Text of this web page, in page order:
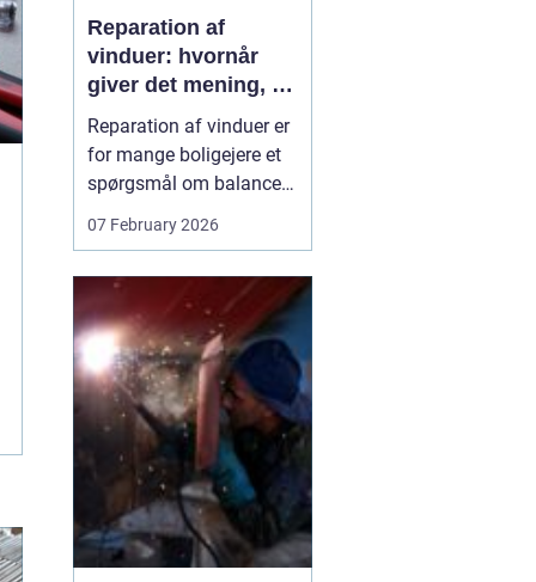
Reparation af
vinduer: hvornår
giver det mening, og
hvad skal du
vælge?
Reparation af vinduer er
for mange boligejere et
spørgsmål om balance.
På den ene side vil du
gerne bevare husets
unødvendige udgifter. På
den anden side skal
vinduerne være tætte,
ene...
07 February 2026